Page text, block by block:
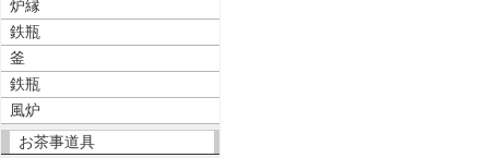
炉縁
鉄瓶
釜
鉄瓶
風炉
お茶事道具